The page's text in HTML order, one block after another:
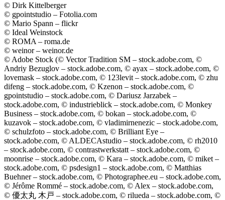
© Dirk Kittelberger
© gpointstudio – Fotolia.com
© Mario Spann – flickr
© Ideal Weinstock
© ROMA – roma.de
© weinor – weinor.de
© Adobe Stock (© Vector Tradition SM – stock.adobe.com, ©
Andriy Bezuglov – stock.adobe.com, © ayax – stock.adobe.com, ©
lovemask – stock.adobe.com, © 123levit – stock.adobe.com, © zhu
difeng – stock.adobe.com, © Kzenon – stock.adobe.com, ©
gpointstudio – stock.adobe.com, © Dariusz Jarzabek –
stock.adobe.com, © industrieblick – stock.adobe.com, © Monkey
Business – stock.adobe.com, © bokan – stock.adobe.com, ©
kuzavok – stock.adobe.com, © vladimirnenezic – stock.adobe.com,
© schulzfoto – stock.adobe.com, © Brilliant Eye –
stock.adobe.com, © ALDECAstudio – stock.adobe.com, © rh2010
– stock.adobe.com, © contrastwerkstatt – stock.adobe.com, ©
moonrise – stock.adobe.com, © Kara – stock.adobe.com, © miket –
stock.adobe.com, © psdesign1 – stock.adobe.com, © Matthias
Buehner – stock.adobe.com, © Photographee.eu – stock.adobe.com,
© Jérôme Rommé – stock.adobe.com, © Alex – stock.adobe.com,
© 優太丸 木戸 – stock.adobe.com, © rilueda – stock.adobe.com, ©